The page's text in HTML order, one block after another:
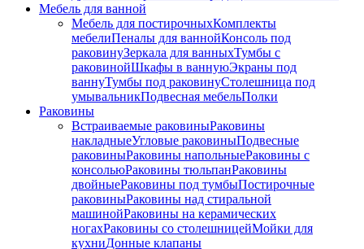
Мебель для ванной
Мебель для постирочныхКомплекты
мебелиПеналы для ваннойКонсоль под
раковинуЗеркала для ванныхТумбы с
раковинойШкафы в ваннуюЭкраны под
ваннуТумбы под раковинуСтолешница под
умывальникПодвесная мебельПолки
Раковины
Встраиваемые раковиныРаковины
накладныеУгловые раковиныПодвесные
раковиныРаковины напольныеРаковины с
консольюРаковины тюльпанРаковины
двойныеРаковины под тумбыПостирочные
раковиныРаковины над стиральной
машинойРаковины на керамических
ногахРаковины со столешницейМойки для
кухниДонные клапаны